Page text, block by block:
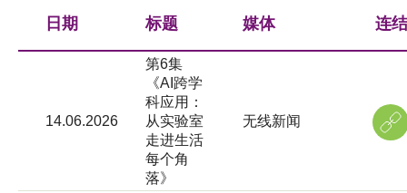
科技分享
会籍
日期 标题 媒体 连结
14.06.2026
第6集
《AI跨学
科应用：
从实验室
走进生活
每个角
落》
无线新闻